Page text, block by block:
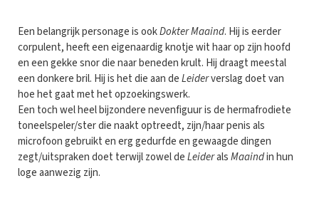
Een belangrijk personage is ookDokter Maaind. Hij is eerder
corpulent, heeft een eigenaardig knotje wit haar op zijn hoofd
en een gekke snor die naar beneden krult. Hij draagt meestal
een donkere bril. Hij is het die aan deLeiderverslag doet van
hoe het gaat met het opzoekingswerk.
Een toch wel heel bijzondere nevenfiguur is de hermafrodiete
toneelspeler/ster die naakt optreedt, zijn/haar penis als
microfoon gebruikt en erg gedurfde en gewaagde dingen
zegt/uitspraken doet terwijl zowel deLeideralsMaaindin hun
loge aanwezig zijn.